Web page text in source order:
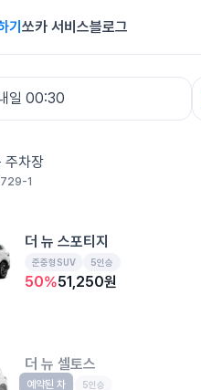
기 쏘카 서비스블로그
일 00:30
주차장
729-1
더 뉴 스포티지
준중형SUV 5인승
50%51,250원
더 뉴 셀토스
소형SUV 5인승
예약된 차